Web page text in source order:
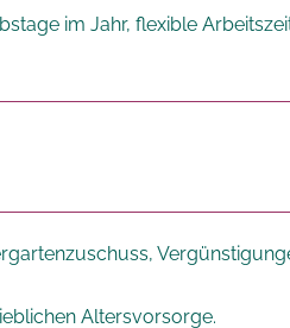
im Jahr, flexible
Altersvorsorge.​